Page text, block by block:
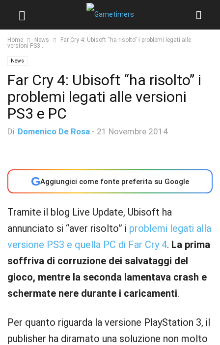
Home News
Far Cry 4: Ubisoft “ha risolto” i problemi legati alle
versioni PS3...
News
Far Cry 4: Ubisoft “ha risolto” i
problemi legati alle versioni
PS3 e PC
Di Domenico De Rosa - 21 Novembre 2014
GAggiungici come fonte preferita su Google
Tramite il blog Live Update, Ubisoft ha
annunciato si “aver risolto” i problemi legati alla
versione PS3 e quella PC di Far Cry 4. La prima
soffriva di corruzione dei salvataggi del
gioco, mentre la seconda lamentava crash e
schermate nere durante i caricamenti.
Per quanto riguarda la versione PlayStation 3, il
publisher ha diramato una soluzione non molto